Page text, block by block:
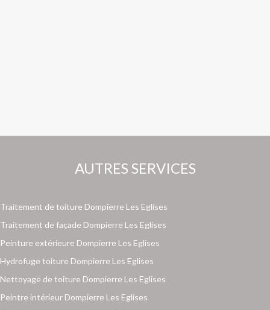
AUTRES SERVICES
Traitement de toiture Dompierre Les Eglises
Traitement de façade Dompierre Les Eglises
Peinture extérieure Dompierre Les Eglises
Hydrofuge toiture Dompierre Les Eglises
Nettoyage de toiture Dompierre Les Eglises
Peintre intérieur Dompierre Les Eglises